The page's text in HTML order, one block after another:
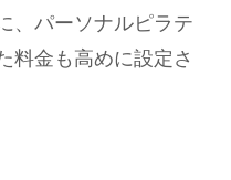
、パーソナルピラテ
料金も高めに設定さ